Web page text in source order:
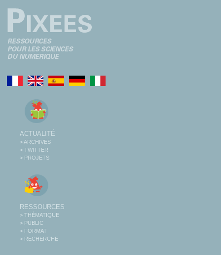
ACTUALITÉ
> ARCHIVES
> TWITTER
> PROJETS
RESSOURCES
> THÉMATIQUE
> PUBLIC
> FORMAT
> RECHERCHE